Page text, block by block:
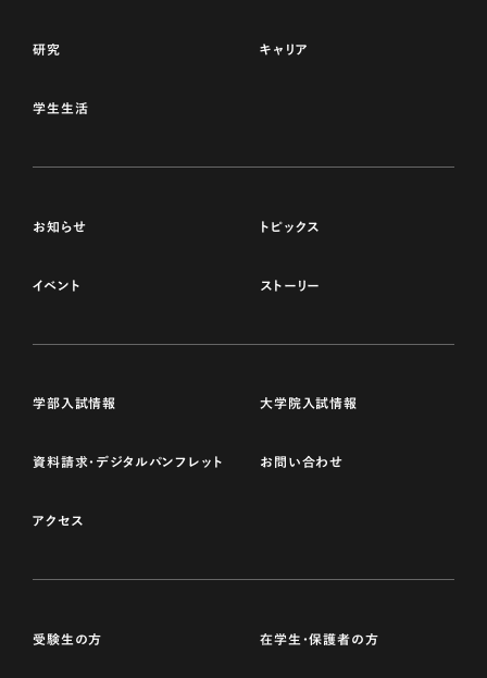
研究 キャリア
学生生活
お知らせ トピックス
イベント ストーリー
学部入試情報 大学院入試情報
資料請求・デジタルパンフレット お問い合わせ
アクセス
受験生の方 在学生・保護者の方